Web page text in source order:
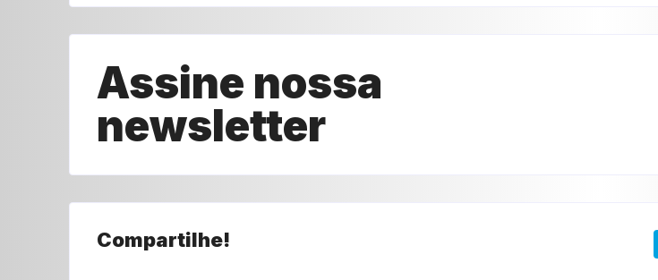
Assine nossa
newsletter
Compartilhe!